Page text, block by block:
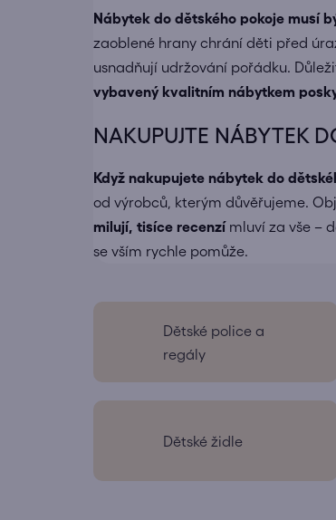
Nábytek do dětského pokoje musí
zaoblené hrany chrání děti před
usnadňují udržování pořádku.
vybavený kvalitním nábytkem
NAKUPUJTE NÁBYTEK
Když nakupujete nábytek do
od výrobců, kterým důvěřujeme.
milují, tisíce recenzímluví za vše –
se vším rychle pomůže.
Dětské police a
regály
Dětské židle